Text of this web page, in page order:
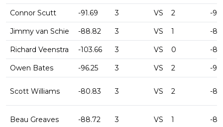
Connor Scutt -91.69 3 VS 2 -
Jimmy van Schie -88.82 3 VS 1 -
Richard Veenstra -103.66 3 VS 0 -
Owen Bates -96.25 3 VS 2 -
Scott Williams -80.83 3 VS 2 -
Beau Greaves -88.72 3 VS 1 -